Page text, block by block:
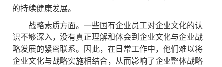
的持续健康发展。
战略素质方面。一些国有企业员工对企业文化的认
识不够深入，没有真正理解和体会到企业文化与企业战
略发展的紧密联系。因此，在日常工作中，他们难以将
企业文化与战略实施相结合，从而影响了企业整体战略